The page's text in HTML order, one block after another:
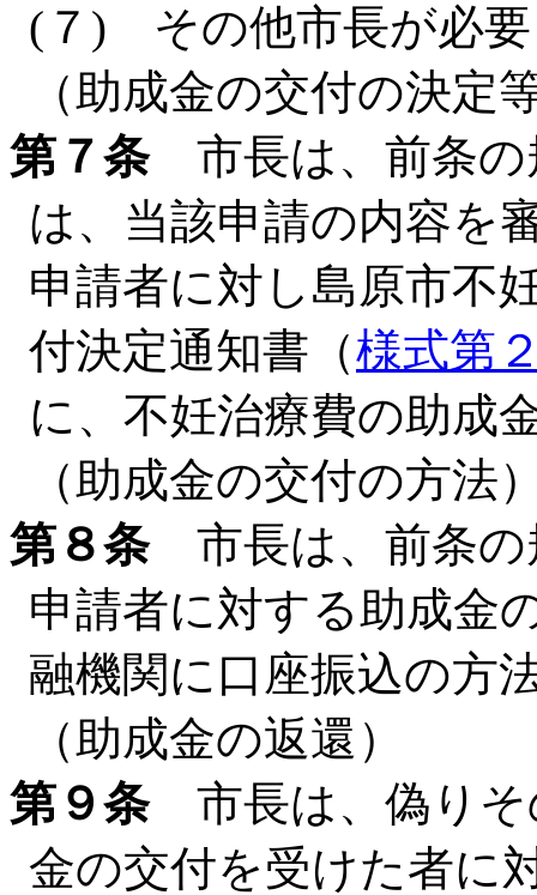
(７) その他市長が必要
（助成金の交付の決定
第７条市長は、前条の
は、当該申請の内容を
申請者に対し島原市不
付決定通知書（様式第
に、不妊治療費の助成
（助成金の交付の方法
第８条市長は、前条の
申請者に対する助成金
融機関に口座振込の方
（助成金の返還）
第９条市長は、偽りそ
金の交付を受けた者に